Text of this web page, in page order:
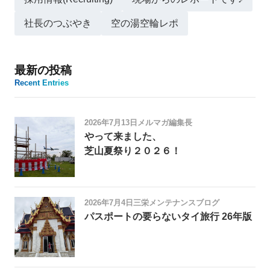
社長のつぶやき 空の湯空輪レポ
最新の投稿
Recent Entries
2026年7月13日 メルマガ編集長
やって来ました、
芝山夏祭り２０２６！
2026年7月4日 三栄メンテナンスブログ
パスポートの要らないタイ旅行 26年版